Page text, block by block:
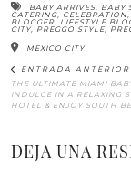
BABY ARRIVES BABY
CATERING
CELEBRATION
BLOGGER
LIFESTYLE
CITY, PREGGO STYLE
MEXICO CITY
ENTRADA ANTERIOR
THE ULTIMATE MIAMI
INDULGE IN A RELAXING
HOTEL & ENJOY SOUTH
DEJA UNA